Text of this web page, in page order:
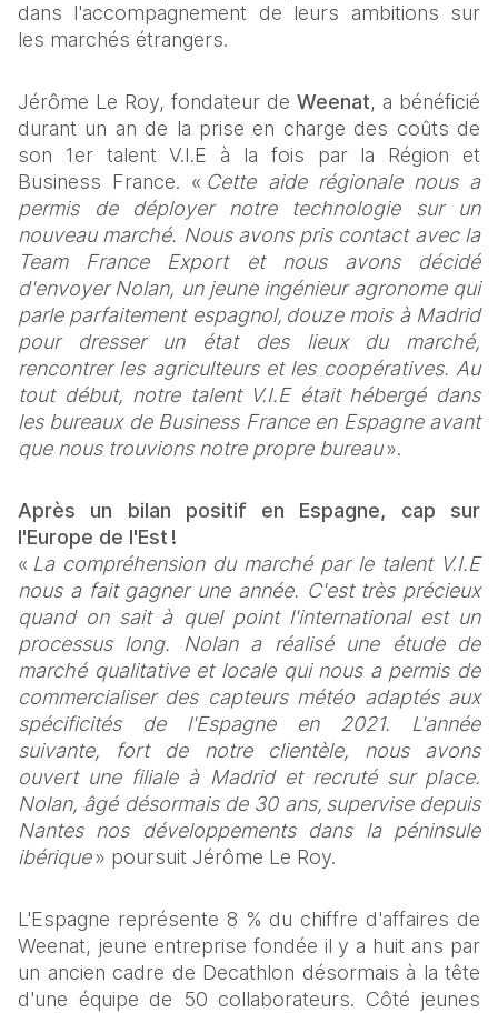
dans l'accompagnement de leurs ambitions sur
les marchés étrangers.
Jérôme Le Roy, fondateur de Weenat, a bénéficié
durant un an de la prise en charge des coûts de
son 1er talent V.I.E à la fois par la Région et
Business France. « Cette aide régionale nous a
permis de déployer notre technologie sur un
nouveau marché. Nous avons pris contact avec la
Team France Export et nous avons décidé
d'envoyer Nolan, un jeune ingénieur agronome qui
parle parfaitement espagnol, douze mois à Madrid
pour dresser un état des lieux du marché,
rencontrer les agriculteurs et les coopératives. Au
tout début, notre talent V.I.E était hébergé dans
les bureaux de Business France en Espagne avant
que nous trouvions notre propre bureau ».
Après un bilan positif en Espagne, cap sur
l'Europe de l'Est !
« La compréhension du marché par le talent V.I.E
nous a fait gagner une année. C'est très précieux
quand on sait à quel point l'international est un
processus long. Nolan a réalisé une étude de
marché qualitative et locale qui nous a permis de
commercialiser des capteurs météo adaptés aux
spécificités de l'Espagne en 2021. L'année
suivante, fort de notre clientèle, nous avons
ouvert une filiale à Madrid et recruté sur place.
Nolan, âgé désormais de 30 ans, supervise depuis
Nantes nos développements dans la péninsule
ibérique » poursuit Jérôme Le Roy.
L'Espagne représente 8 % du chiffre d'affaires de
Weenat, jeune entreprise fondée il y a huit ans par
un ancien cadre de Decathlon désormais à la tête
d'une équipe de 50 collaborateurs. Côté jeunes